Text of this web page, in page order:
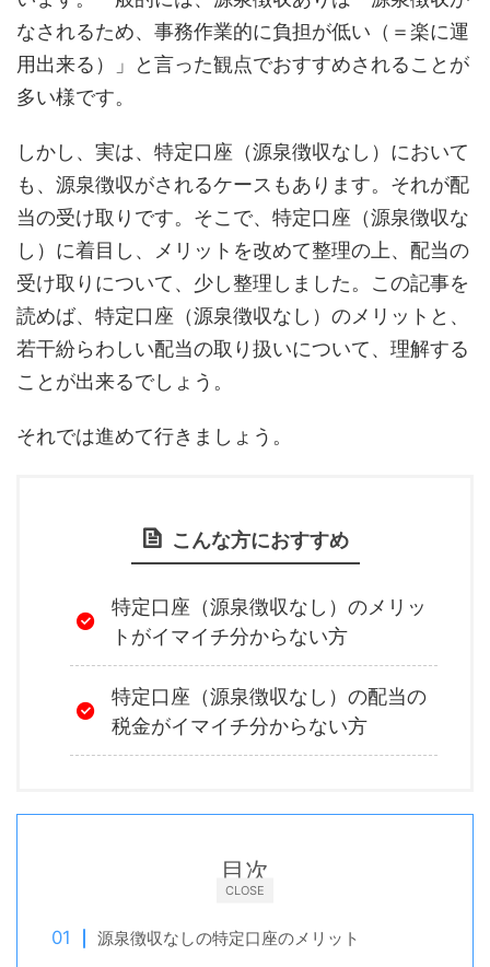
なされるため、事務作業的に負担が低い（＝楽に運
用出来る）」と言った観点でおすすめされることが
多い様です。
しかし、実は、特定口座（源泉徴収なし）において
も、源泉徴収がされるケースもあります。それが配
当の受け取りです。そこで、特定口座（源泉徴収な
し）に着目し、メリットを改めて整理の上、配当の
受け取りについて、少し整理しました。この記事を
読めば、特定口座（源泉徴収なし）のメリットと、
若干紛らわしい配当の取り扱いについて、理解する
ことが出来るでしょう。
それでは進めて行きましょう。
こんな方におすすめ
特定口座（源泉徴収なし）のメリッ
トがイマイチ分からない方
特定口座（源泉徴収なし）の配当の
税金がイマイチ分からない方
CLOSE
目次
源泉徴収なしの特定口座のメリット